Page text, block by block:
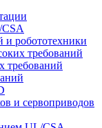
и робототехники
требований
требований
и сервоприводов